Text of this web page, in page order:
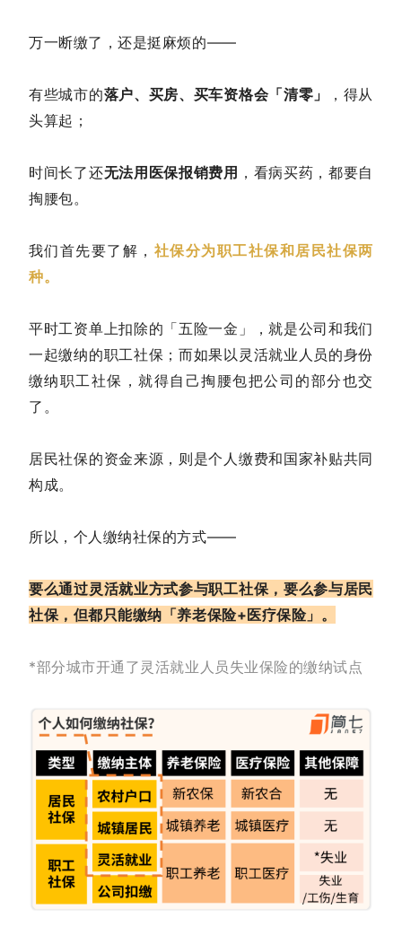
万一断缴了，还是挺麻烦的——
有些城市的落户、买房、买车资格会「清零」
，得从
头算起；
时间长了还无法用医保报销费用 ，看病买药，都要自
掏腰包。
我们首先要了解， 社保分为职工社保和居民社保两
种。
平时工资单上扣除的「五险一金」，就是公司和我们
一起缴纳的职工社保；而如果以灵活就业人员的身份
缴纳职工社保，就得自己掏腰包把公司的部分也交
了。
居民社保的资金来源，则是个人缴费和国家补贴共同
构成。
所以，个人缴纳社保的方式——
要么通过灵活就业方式参与职工社保，要么参与居民
社保，但都只能缴纳「养老保险+医疗保险」。
*部分城市开通了灵活就业人员失业保险的缴纳试点